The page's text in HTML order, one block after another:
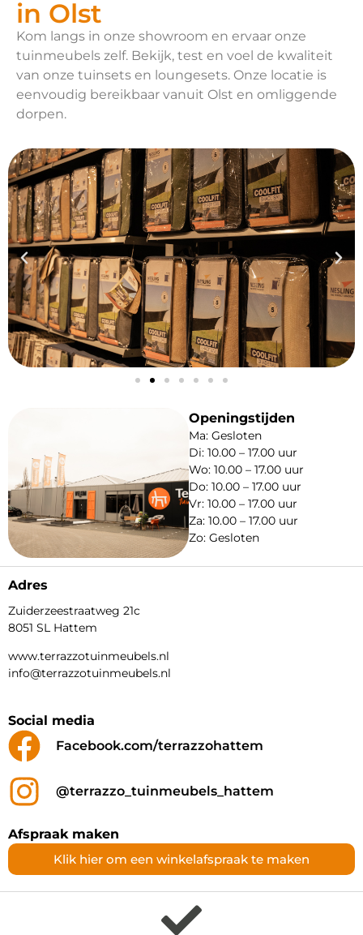
in Olst
Kom langs in onze showroom en ervaar onze
tuinmeubels zelf. Bekijk, test en voel de kwaliteit
van onze tuinsets en loungesets. Onze locatie is
eenvoudig bereikbaar vanuit Olst en omliggende
dorpen.
Openingstijden
Ma: Gesloten
Di: 10.00 – 17.00 uur
Wo: 10.00 – 17.00 uur
Do: 10.00 – 17.00 uur
Vr: 10.00 – 17.00 uur
Za: 10.00 – 17.00 uur
Zo: Gesloten
Adres
Zuiderzeestraatweg 21c
8051 SL Hattem
www.terrazzotuinmeubels.nl
info@terrazzotuinmeubels.nl
Social media
Facebook.com/terrazzohattem
@terrazzo_tuinmeubels_hattem
Afspraak maken
Klik hier om een winkelafspraak te maken